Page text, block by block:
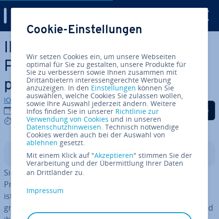
Zum Haupt­in­halt springen
IKEA-Effekt: Warum Ihre
Produkte von DIY-Elementen
pro­fi­tie­ren
IONOS Redaktion
22.04.2020
5 mins
Auf Facebook teilen
Auf Twitter teilen
Auf LinkedIn
In­halts­ver­zeich­nis
Sie möchten Ihren Kunden die Hand­ha­bung Ihres
Produkts so einfach wie möglich machen? Nicht immer
ist das die beste Idee. Der Erfolg von IKEA beruht zum
großen Teil darauf, dass Kunden selbst aktiv werden und
Cookie-Einstellungen
Wir setzen Cookies ein, um unsere Webseiten
optimal für Sie zu gestalten, unsere Produkte für
Sie zu verbessern sowie Ihnen zusammen mit
Drittanbietern interessengerechte Werbung
anzuzeigen. In den Einstellungen können Sie
auswählen, welche Cookies Sie zulassen wollen,
sowie Ihre Auswahl jederzeit ändern. Weitere
Infos finden Sie in unserer Richtlinie zur
Verwendung von Cookies und in unseren
Datenschutzhinweisen. Technisch notwendige
Cookies werden auch bei der Auswahl von
ablehnen gesetzt.
Mit einem Klick auf "Akzeptieren" stimmen Sie der
Verarbeitung und der Übermittlung Ihrer Daten
an Drittländer zu.
Impressum